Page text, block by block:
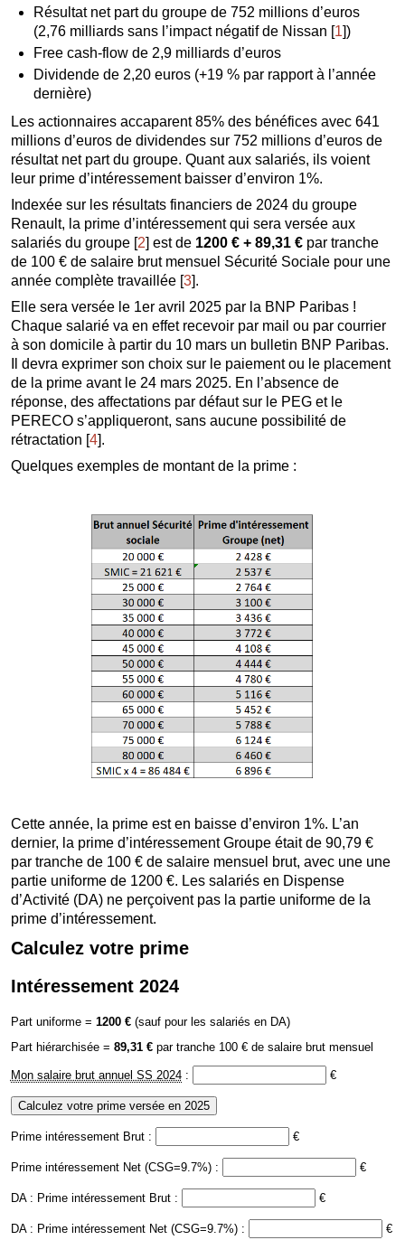
Résultat net part du groupe de 752 millions d’euros
(2,76 milliards sans l’impact négatif de Nissan [1])
Free cash-flow de 2,9 milliards d’euros
Dividende de 2,20 euros (+19 % par rapport à l’année
dernière)
Les actionnaires accaparent 85% des bénéfices avec 641
millions d’euros de dividendes sur 752 millions d’euros de
résultat net part du groupe. Quant aux salariés, ils voient
leur prime d’intéressement baisser d’environ 1%.
Indexée sur les résultats financiers de 2024 du groupe
Renault, la prime d’intéressement qui sera versée aux
salariés du groupe[2] est de 1200 € + 89,31 €par tranche
de 100 € de salaire brut mensuel Sécurité Sociale pour une
année complète travaillée[3].
Elle sera versée le 1er avril 2025 par la BNP Paribas !
Chaque salarié va en effet recevoir par mail ou par courrier
à son domicile à partir du 10 mars un bulletin BNP Paribas.
Il devra exprimer son choix sur le paiement ou le placement
de la prime avant le 24 mars 2025. En l’absence de
réponse, des affectations par défaut sur le PEG et le
PERECO s’appliqueront, sans aucune possibilité de
rétractation [4].
Quelques exemples de montant de la prime :
Cette année, la prime est en baisse d’environ 1%. L’an
dernier, la prime d’intéressement Groupe était de 90,79 €
par tranche de 100 € de salaire mensuel brut, avec une une
partie uniforme de 1200 €. Les salariés en Dispense
d’Activité (DA) ne perçoivent pas la partie uniforme de la
prime d’intéressement.
Calculez votre prime
Intéressement 2024
Part uniforme = 1200 €(sauf pour les salariés en DA)
Part hiérarchisée = 89,31 €par tranche 100 € de salaire brut mensuel
Mon salaire brut annuel SS 2024: €
Prime intéressement Brut : €
Prime intéressement Net (CSG=9.7%) : €
DA : Prime intéressement Brut : €
DA : Prime intéressement Net (CSG=9.7%) : €